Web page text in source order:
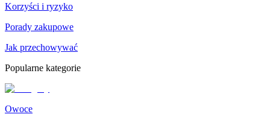
Korzyści i ryzyko
Porady zakupowe
Jak przechowywać
Popularne kategorie
Owoce